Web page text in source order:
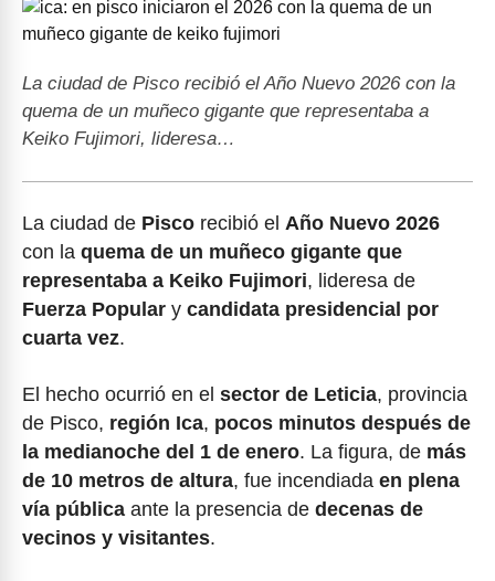
La ciudad de Pisco recibió el Año Nuevo 2026 con la
quema de un muñeco gigante que representaba a
Keiko Fujimori, lideresa…
La ciudad de Pisco recibió el Año Nuevo 2026
con la quema de un muñeco gigante que
representaba a Keiko Fujimori, lideresa de
Fuerza Popular y candidata presidencial por
cuarta vez.
El hecho ocurrió en el sector de Leticia, provincia
de Pisco, región Ica, pocos minutos después de
la medianoche del 1 de enero. La figura, de más
de 10 metros de altura, fue incendiada en plena
vía pública ante la presencia de decenas de
vecinos y visitantes.